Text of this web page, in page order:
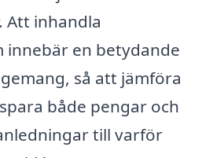
Att inhandla
innebär en betydande
så att jämföra
både pengar och
till varför